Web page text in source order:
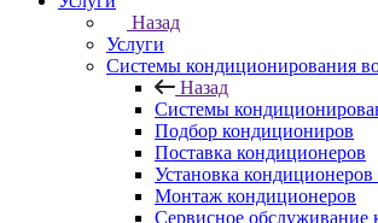
Назад
Услуги
Системы кондиционирования
Назад
Системы
Подбор кондициониров
Поставка кондиционеров
Установка кондиционеров
Монтаж кондиционеров
Сервисное обслуживание